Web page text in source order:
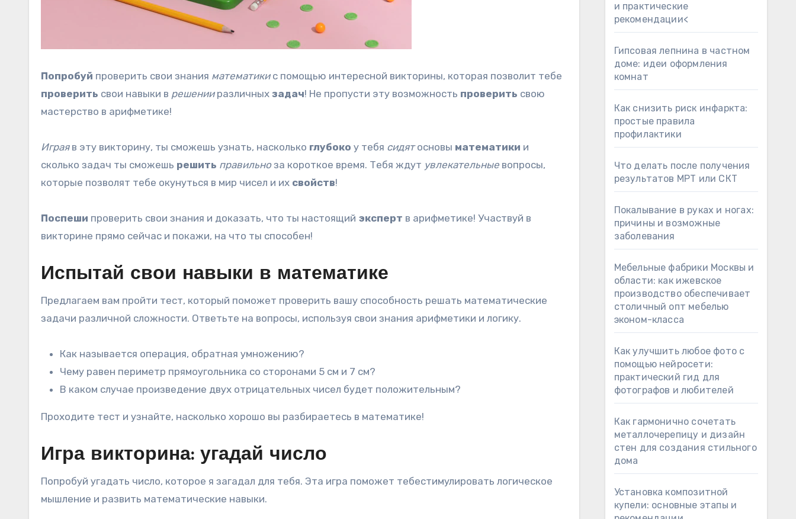
Попробуй проверить свои знания математикис помощью интересной викторины, которая позволит тебе
проверить свои навыки в решенииразличных задач! Не пропусти эту возможность проверить свою
мастерство в арифметике!
Играяв эту викторину, ты сможешь узнать, насколько глубоко у тебя сидятосновы математики и
сколько задач ты сможешь решить правильноза короткое время. Тебя ждут увлекательные вопросы,
которые позволят тебе окунуться в мир чисел и их свойств!
Поспеши проверить свои знания и доказать, что ты настоящий эксперт в арифметике! Участвуй в
викторине прямо сейчас и покажи, на что ты способен!
Испытай свои навыки в математике
Предлагаем вам пройти тест, который поможет проверить вашу способность решать математические
задачи различной сложности. Ответьте на вопросы, используя свои знания арифметики и логику.
Как называется операция, обратная умножению?
Чему равен периметр прямоугольника со сторонами 5 см и 7 см?
В каком случае произведение двух отрицательных чисел будет положительным?
Проходите тест и узнайте, насколько хорошо вы разбираетесь в математике!
Игра викторина: угадай число
Попробуй угадать число, которое я загадал для тебя. Эта игра поможет тебестимулировать логическое
мышление и развить математические навыки.
и практические
рекомендации<
Гипсовая лепнина в частном
доме: идеи оформления
комнат
Как снизить риск инфаркта:
простые правила
профилактики
Что делать после получения
результатов МРТ или СКТ
Покалывание в руках и ногах:
причины и возможные
заболевания
Мебельные фабрики Москвы и
области: как ижевское
производство обеспечивает
столичный опт мебелью
эконом-класса
Как улучшить любое фото с
помощью нейросети:
практический гид для
фотографов и любителей
Как гармонично сочетать
металлочерепицу и дизайн
стен для создания стильного
дома
Установка композитной
купели: основные этапы и